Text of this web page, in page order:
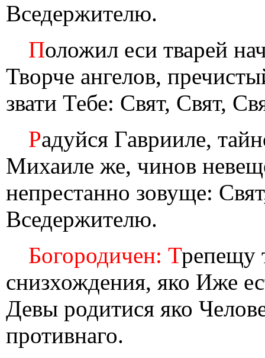
Вседержителю.
Положил еси тварей
Творче ангелов,
звати Тебе: Свят, Свят,
Радуйся Гаврииле,
Михаиле же, чинов
непрестанно зовуще:
Вседержителю.
Богородичен: Трепещу
снизхождения, яко Иже
Девы родитися яко
противнаго.